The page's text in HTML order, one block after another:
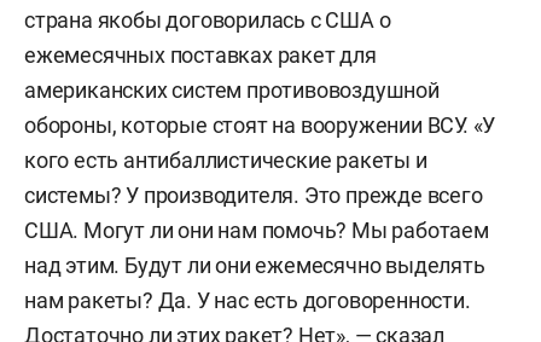
страна якобы договорилась с США о
ежемесячных поставках ракет для
американских систем противовоздушной
обороны, которые стоят на вооружении ВСУ. «У
кого есть антибаллистические ракеты и
системы? У производителя. Это прежде всего
США. Могут ли они нам помочь? Мы работаем
над этим. Будут ли они ежемесячно выделять
нам ракеты? Да. У нас есть договоренности.
Достаточно ли этих ракет? Нет», — сказал